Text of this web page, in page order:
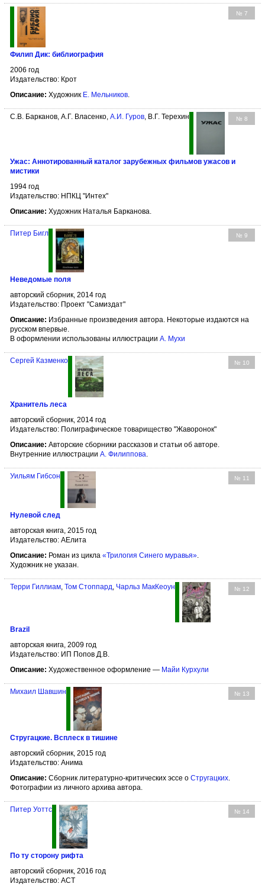
№ 7
Филип Дик: библиография
2006 год
Издательство: Крот
Описание: Художник Е. Мельников
№ 8
С.В. Барканов, А.Г. Власенко, А.И. Гуров , В.Г. Терехин
Ужас: Аннотированный каталог зарубежных фильмов ужасов и
мистики
1994 год
Издательство: НПКЦ "Интех"
Описание: Художник Наталья Барканова.
№ 9
Питер Бигл
Неведомые поля
авторский сборник, 2014 год
Издательство: Проект "Самиздат"
Описание: Избранные произведения автора. Некоторые издаются на
русском впервые.
В оформлении использованы иллюстрации А. Мухи
№ 10
Сергей Казменко
Хранитель леса
авторский сборник, 2014 год
Издательство: Полиграфическое товарищество "Жаворонок"
Описание: Авторские сборники рассказов и статьи об авторе.
Внутренние иллюстрации А. Филипповa
№ 11
Уильям Гибсон
Нулевой след
авторская книга, 2015 год
Издательство: АЕлита
Описание: Роман из цикла «Трилогия Синего муравья».
Художник не указан.
№ 12
Терри Гиллиам, Том Стоппард, Чарльз МакКеоун
Brazil
авторская книга, 2009 год
Издательство: ИП Попов Д.В.
Описание: Художественное оформление — Майи Курхули
№ 13
Михаил Шавшин
Стругацкие. Всплеск в тишине
авторский сборник, 2015 год
Издательство: Анима
Описание: Сборник литературно-критических эссе о Стругацких
Фотографии из личного архива автора.
№ 14
Питер Уоттс
По ту сторону рифта
авторский сборник, 2016 год
Издательство: АСТ